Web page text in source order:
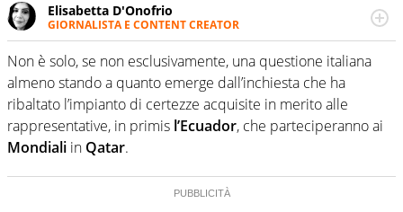
Elisabetta D'Onofrio
GIORNALISTA E CONTENT CREATOR
Giornalista professionista dal 2007, scrive per curiosità
personale e necessità: soprattutto di calcio, di sport e dei
suoi protagonisti, concedendosi innocenti evasioni
nell'ambito della creazione di format. Un tempo ala
destra, oggi si sente a suo agio nel ruolo di libero. Cura
una classifica riservata dei migliori 5 calciatori di sempre.
Non è solo, se non esclusivamente, una questione italiana
almeno stando a quanto emerge dall’inchiesta che ha
ribaltato l’impianto di certezze acquisite in merito alle
rappresentative, in primis l’Ecuador, che parteciperanno ai
Mondiali in Qatar.